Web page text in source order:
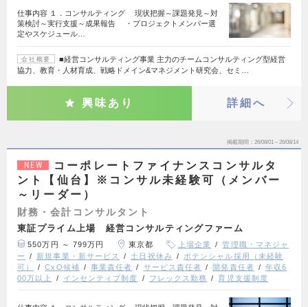
仕事内容 １．コンサルティング 現状把握～課題発見～対
策検討～実行支援～成果報告 ・プロジェクトメンバー選
定やスケジュール…
会社概要
■経営コンサルティング事業 主力のチームコンサルティング型経営
協力、教育・人材育成、戦略ドメイン&マネジメント研究会、セミ…
興味あり 詳細へ
掲載期間 26/08/01～26/08/14
NEW
コーポレートファイナンスコンサルタ
ント【仙台】※コンサル未経験可（メンバー
～リーダー）
財務・会計コンサルタント
東証プライム上場 経営コンサルティングファーム
550万円 ～ 799万円 東京都 上場企業
管理職・マネジャ
ー
新規事業・新サービス 土日祝休み
ポテンシャル採用（未経験
可）
CxO候補 事業責任者 サービス責任者 開発責任者
年収6
00万以上
インセンティブ制度 フレックス勤務 育児支援制度